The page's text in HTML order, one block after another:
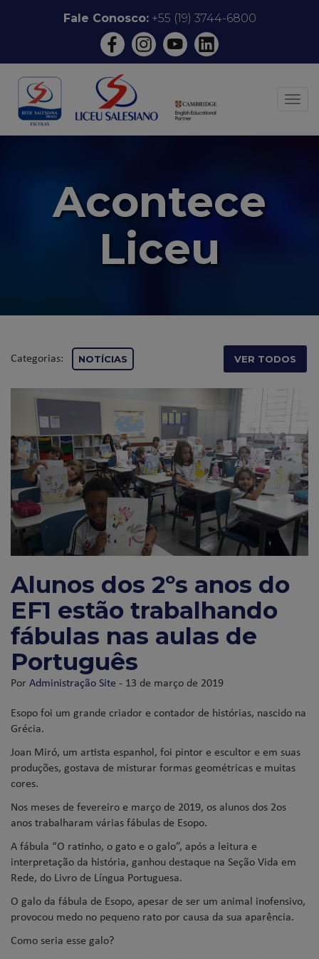
conteúdo
Fale Conosco:+55 (19) 3744-6800
Acontece
Liceu
Categorias: NOTÍCIAS VER TODOS
Alunos dos 2ºs anos do
EF1 estão trabalhando
fábulas nas aulas de
Português
PorAdministração Site - 13 de março de 2019
Esopo foi um grande criador e contador de histórias, nascido na
Grécia.
Joan Miró, um artista espanhol, foi pintor e escultor e em suas
produções, gostava de misturar formas geométricas e muitas
cores.
Nos meses de fevereiro e março de 2019, os alunos dos 2os
anos trabalharam várias fábulas de Esopo.
A fábula “O ratinho, o gato e o galo”, após a leitura e
interpretação da história, ganhou destaque na Seção Vida em
Rede, do Livro de Língua Portuguesa.
O galo da fábula de Esopo, apesar de ser um animal inofensivo,
provocou medo no pequeno rato por causa da sua aparência.
Como seria esse galo?